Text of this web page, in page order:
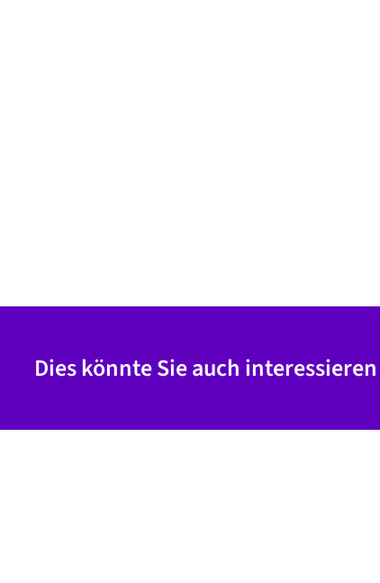
Dies könnte Sie auch interessieren